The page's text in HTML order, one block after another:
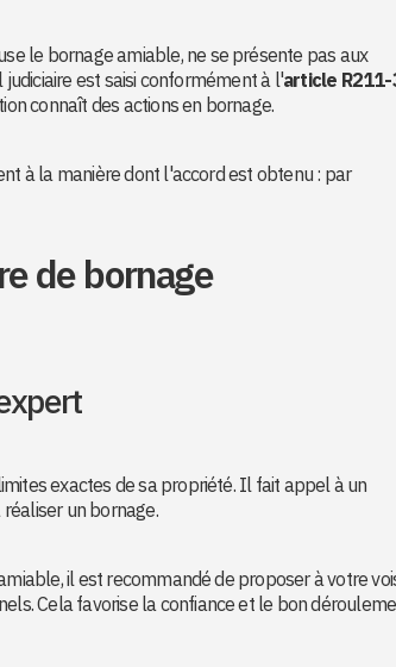
le bornage amiable, ne se présente pas aux
est saisi conformément à l'article
connaît des actions en bornage.
à la manière dont l'accord est obtenu : par
de bornage
exactes de sa propriété. Il fait appel à un
un bornage.
il est recommandé de proposer à votre
Cela favorise la confiance et le bon